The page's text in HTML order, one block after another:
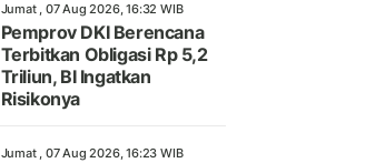
Jumat , 07 Aug 2026, 16:32 WIB
Pemprov DKI Berencana
Terbitkan Obligasi Rp 5,2
Triliun, BI Ingatkan
Risikonya
Jumat , 07 Aug 2026, 16:23 WIB